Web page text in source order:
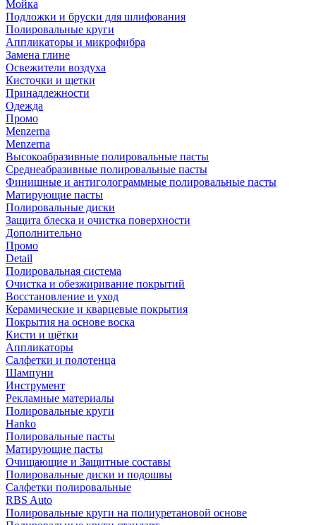
Мойка
Подложки и бруски для шлифования
Полировальные круги
Аппликаторы и микрофибра
Замена глине
Освежители воздуха
Кисточки и щетки
Принадлежности
Одежда
Промо
Menzerna
Menzerna
Высокоабразивные полировальные пасты
Среднеабразивные полировальные пасты
Финишные и антиголограммные полировальные пасты
Матирующие пасты
Полировальные диски
Защита блеска и очистка поверхности
Дополнительно
Промо
Detail
Полировальная система
Очистка и обезжиривание покрытий
Восстановление и уход
Керамические и кварцевые покрытия
Покрытия на основе воска
Кисти и щётки
Аппликаторы
Салфетки и полотенца
Шампуни
Инструмент
Рекламные материалы
Полировальные круги
Hanko
Полировальные пасты
Матирующие пасты
Очищающие и Защитные составы
Полировальные диски и подошвы
Салфетки полировальные
RBS Auto
Полировальные круги на полиуретановой основе